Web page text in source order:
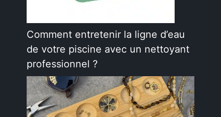
Comment entretenir la ligne d’eau
de votre piscine avec un nettoyant
professionnel ?